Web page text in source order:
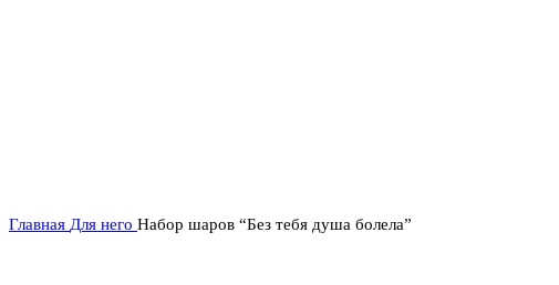
Главная Для него Набор шаров “Без тебя душа болела”